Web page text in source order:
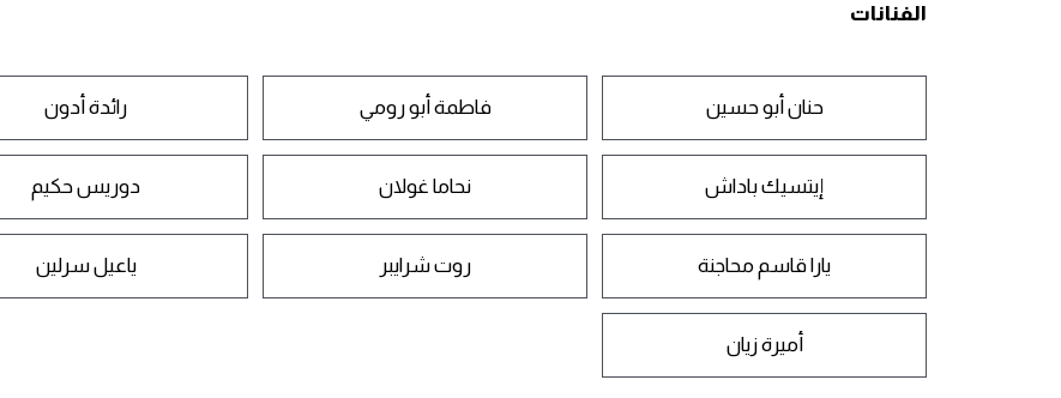
الفنانات
حنان أبو حسين فاطمة أبو رومي رائدة أدون
إيتسيك باداش نحاما غولان دوريس حكيم
يارا قاسم محاجنة روت شرايبر ياعيل سرلين
أميرة زيان